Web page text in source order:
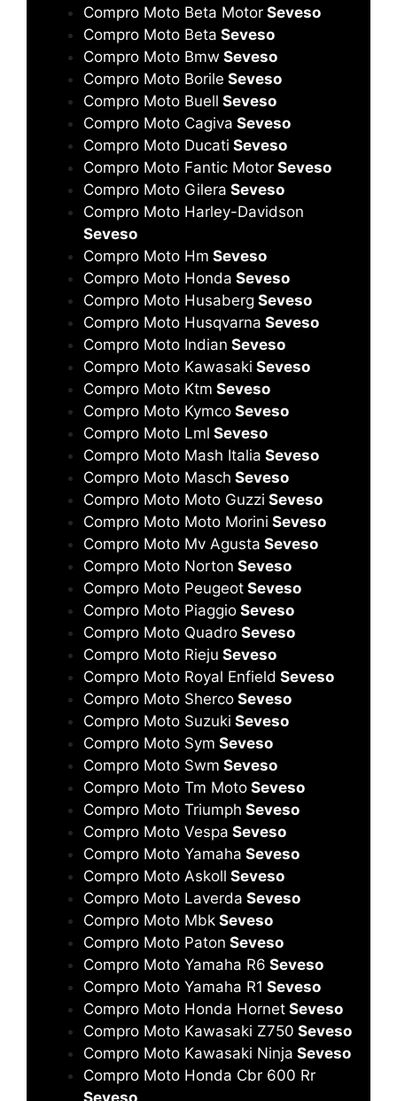
Compro Moto Beta Motor Seveso
Compro Moto Beta Seveso
Compro Moto Bmw Seveso
Compro Moto Borile Seveso
Compro Moto Buell Seveso
Compro Moto Cagiva Seveso
Compro Moto Ducati Seveso
Compro Moto Fantic Motor Seveso
Compro Moto Gilera Seveso
Compro Moto Harley-Davidson
Seveso
Compro Moto Hm Seveso
Compro Moto Honda Seveso
Compro Moto Husaberg Seveso
Compro Moto Husqvarna Seveso
Compro Moto Indian Seveso
Compro Moto Kawasaki Seveso
Compro Moto Ktm Seveso
Compro Moto Kymco Seveso
Compro Moto Lml Seveso
Compro Moto Mash Italia Seveso
Compro Moto Masch Seveso
Compro Moto Moto Guzzi Seveso
Compro Moto Moto Morini Seveso
Compro Moto Mv Agusta Seveso
Compro Moto Norton Seveso
Compro Moto Peugeot Seveso
Compro Moto Piaggio Seveso
Compro Moto Quadro Seveso
Compro Moto Rieju Seveso
Compro Moto Royal Enfield Seveso
Compro Moto Sherco Seveso
Compro Moto Suzuki Seveso
Compro Moto Sym Seveso
Compro Moto Swm Seveso
Compro Moto Tm Moto Seveso
Compro Moto Triumph Seveso
Compro Moto Vespa Seveso
Compro Moto Yamaha Seveso
Compro Moto Askoll Seveso
Compro Moto Laverda Seveso
Compro Moto Mbk Seveso
Compro Moto Paton Seveso
Compro Moto Yamaha R6 Seveso
Compro Moto Yamaha R1 Seveso
Compro Moto Honda Hornet Seveso
Compro Moto Kawasaki Z750 Seveso
Compro Moto Kawasaki Ninja Seveso
Compro Moto Honda Cbr 600 Rr
Seveso